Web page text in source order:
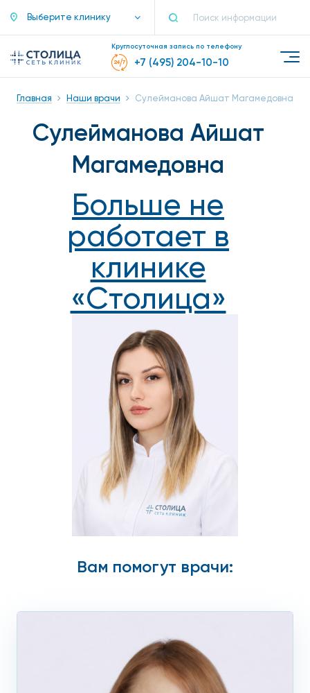
Выберите клинику
Круглосуточная запись по телефону
+7 (495) 204-10-10
Главная Наши врачи Сулейманова Айшат Магамедовна
Сулейманова Айшат
Магамедовна
Больше не
работает в
клинике
«Столица»
Вам помогут врачи: